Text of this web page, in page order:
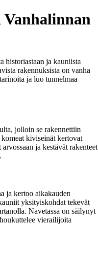
historiastaan ja kauniista
rakennuksista on vanha
ja luo tunnelmaa
jolloin se rakennettiin
kiviseinät kertovat
ja kestävät rakenteet
ja kertoo aikakauden
yksityiskohdat tekevät
Navetassa on säilynyt
vierailijoita